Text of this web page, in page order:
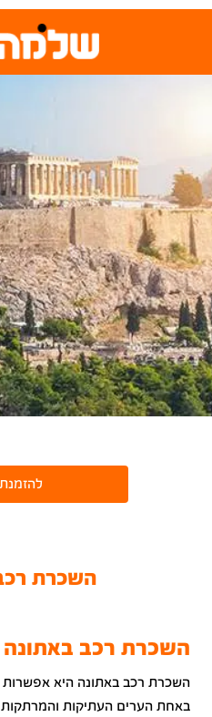
השכרת
השכרת רכב
השכרת רכב באתונה היא אפשרות
באחת הערים העתיקות